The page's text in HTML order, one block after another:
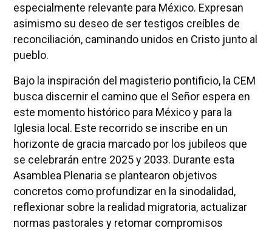
especialmente relevante para México. Expresan
asimismo su deseo de ser testigos creíbles de
reconciliación, caminando unidos en Cristo junto al
pueblo.
Bajo la inspiración del magisterio pontificio, la CEM
busca discernir el camino que el Señor espera en
este momento histórico para México y para la
Iglesia local. Este recorrido se inscribe en un
horizonte de gracia marcado por los jubileos que
se celebrarán entre 2025 y 2033. Durante esta
Asamblea Plenaria se plantearon objetivos
concretos como profundizar en la sinodalidad,
reflexionar sobre la realidad migratoria, actualizar
normas pastorales y retomar compromisos